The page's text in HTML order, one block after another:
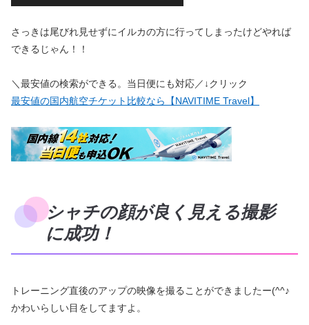
さっきは尾びれ見せずにイルカの方に行ってしまったけどやれば
できるじゃん！！
＼最安値の検索ができる。当日便にも対応／↓クリック
最安値の国内航空チケット比較なら【NAVITIME Travel】
シャチの顔が良く見える撮影
に成功！
トレーニング直後のアップの映像を撮ることができましたー(^^♪
かわいらしい目をしてますよ。